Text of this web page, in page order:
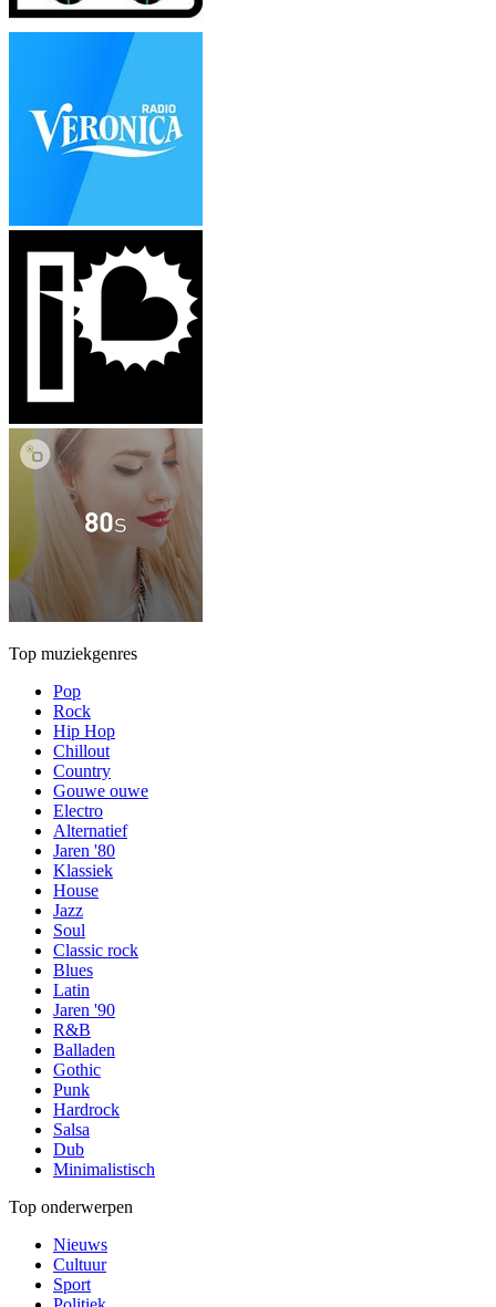
Top muziekgenres
Pop
Rock
Hip Hop
Chillout
Country
Gouwe ouwe
Electro
Alternatief
Jaren '80
Klassiek
House
Jazz
Soul
Classic rock
Blues
Latin
Jaren '90
R&B
Balladen
Gothic
Punk
Hardrock
Salsa
Dub
Minimalistisch
Top onderwerpen
Nieuws
Cultuur
Sport